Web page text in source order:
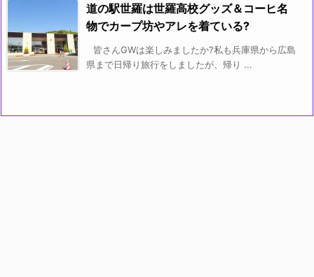
道の駅世羅は世羅高校グッズ＆コーヒ名
物でカープ坊やアレを着ている?
皆さんGWは楽しみましたか?私も兵庫県から広島
県まで日帰り旅行をしましたが、帰り ...